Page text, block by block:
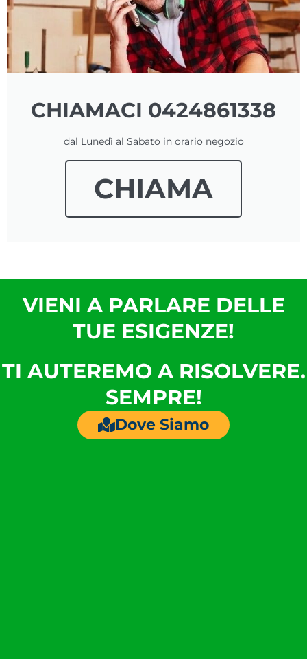
CHIAMACI 0424861338
dal Lunedì al Sabato in orario negozio
CHIAMA
VIENI A PARLARE DELLE
TUE ESIGENZE!
TI AUTEREMO A RISOLVERE.
SEMPRE!
Dove Siamo